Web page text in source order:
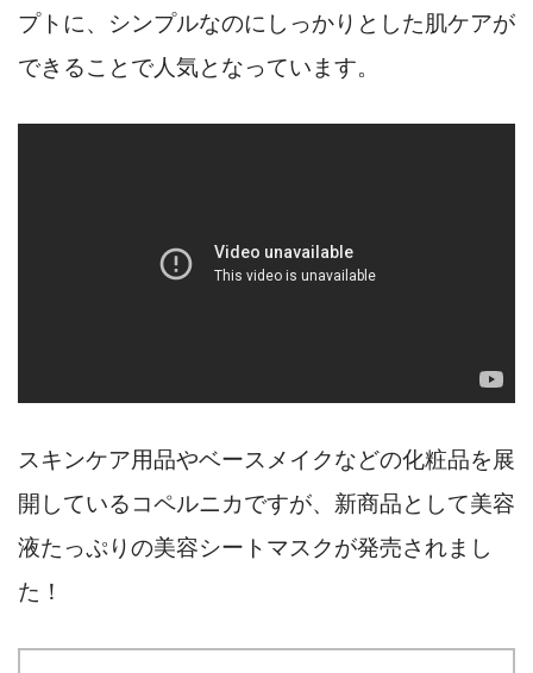
プトに、シンプルなのにしっかりとした肌ケアが
できることで人気となっています。
スキンケア用品やベースメイクなどの化粧品を展
開しているコペルニカですが、新商品として美容
液たっぷりの美容シートマスクが発売されまし
た！